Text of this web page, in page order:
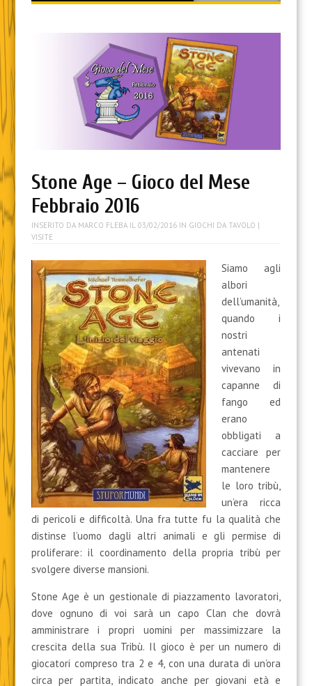
content
Stone Age – Gioco del Mese
Febbraio 2016
INSERITO DA MARCO FLEBAIL 03/02/2016IN GIOCHI DA TAVOLO |
VISITE
Siamo agli
albori
dell’umanità,
quando i
nostri
antenati
vivevano in
capanne di
fango ed
erano
obbligati a
cacciare per
mantenere
le loro tribù,
un’era ricca
di pericoli e difficoltà. Una fra tutte fu la qualità che
distinse l’uomo dagli altri animali e gli permise di
proliferare: il coordinamento della propria tribù per
svolgere diverse mansioni.
Stone Age è un gestionale di piazzamento lavoratori,
dove ognuno di voi sarà un capo Clan che dovrà
amministrare i propri uomini per massimizzare la
crescita della sua Tribù. Il gioco è per un numero di
giocatori compreso tra 2 e 4, con una durata di un’ora
circa per partita, indicato anche per giovani età e